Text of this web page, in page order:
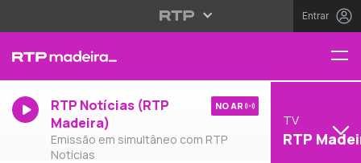
Entrar
RTP Notícias (RTP
Madeira)
Emissão em simultâneo com RTP
Notícias
NO AR
TV
RTP